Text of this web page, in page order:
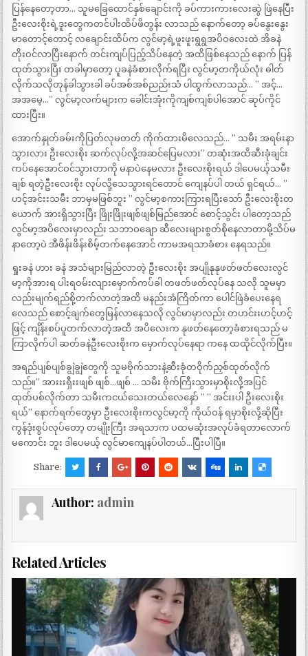
ပြန်နေတော့တာ… သူမခြေထောင်နှစ်ချောင်းကို ခပ်ကားကားလေးဆွဲ ဖြဲနေပြီး
ဦးလေးစိုးရဲ့ဒူးတွေကတင်ပါးထိပ်ဖိတွန်း လာသည် နောက်တော့ ခပ်နွေးနွေး
မာတောင့်တောင့် လချောင်းထိပ်က လွင်မာ့ရဲ့ဖူးဖူးရွရွအပိဝလေးထဲ အိခနဲ
တိုးဝင်လာပြီးနောက် တင်းကျပ်ပြည့်သိပ်နေတဲ့ အထိဖြစ်နေသည် နောက် ပြန်
ထုတ်သွားပြီး တခါမှာတော့ ပူခနဲခံစားလိုက်ရပြီး လွင်မာ့တကိုယ်လုံး ဓါတ်
လိုက်သလိုတုန်ခါသွားခါ ခပ်အစ်အစ်ညည်းသံ ပါထွက်လာသည်… ” အင့်…
အအမေ့…” လွင်မာ့လက်များက ခေါင်းအုံးကိုကျစ်ကျစ်ပါအောင် ဆုပ်ကိုင်
ထားပြီး။
အောက်နှုတ်ခမ်းကိုပြတ်လုမတတ် ကိုက်ထားမိလေသည်… ” သမီး အရမ်းနာ
သွားလား ဦးလေးစိုး ဆက်လုပ်လို့အဆင်ပြေမလား” တဆုံးအထိဆီးခုံချင်း
ကပ်နေအောင်ဝင်သွားတာကို မနာပဲနေမလား ဦးလေးစိုးရယ် ဒါပေမယ့်သမီး
ချစ် ရတဲ့ဦးလေးစိုး လုပ်လို့သေသွားရင်တောင် ကျေနပ်ပါ တယ် ရှင်ရယ်… ”
ဟင့်အင်းးသမီး ဘာမှမဖြစ်ဘူး ” လွင်မာ့စကားကြားရပြီးသော် ဦးလေးစိုးတ
ယောက် အားရှိသွားပြီး ဖြိုးဖြိုးဖျစ်ဖျစ်မြည်အောင် စောင့်သွင်း ပါတော့သည်
လွင်မာ့အပိလေးမှာလည်း သဘာဝချော ဆီလေးများစွတ်စိုနေလာတာမို့သိပ်မ
နာတော့ပဲ အီဖိန်းဖိန်းစိမ့်တက်နေအောင် ကာမအရသာခံစား နေရသည်။
ရှုးခနဲ ဟား ခနဲ အသံများမြည်လာတဲ့ ဦးလေးစိုး အပျိုနုနုဖတ်ဖတ်လေးလွင်
မာ့ကိုအားရ ပါးရဝမ်းလျားမှောက်ကပ်ခါ တဖတ်ဖတ်လုပ်နေ သလို သူမမှာ
လည်းမျက်ရည်စို့တက်လာတဲ့အထိ မနည်းအံကြိတ်ကာ ပေါင်ဖြဲခံပေးနေရ
လေသည် စောင့်ချက်တွေမြန်လာနေသလို လွင်မာမှာလည်း တဟင်းးဟင့်ဟင့်
ဖြင့် ကျိန်းစပ်ပူတက်လာတဲ့အထိ အပိလေးက နုဖတ်နေတော့ခံစားရသည် မ
ကြာလိုက်ပါ ဆတ်ခနဲဦးလေးစိုးက မှောက်လုပ်နေရာ ကနေ ထထိုင်လိုက်ပြီး။
အရည်ပျစ်ပျစ်ချွဲချွဲတွေကို သူမဗိုက်သားနဲ့ဆီးခုံတဝိုက်ညှစ်ထုတ်လိုက်
သည်။” အားးးရှီးးဖျစ် ဖျစ်…ဖျစ် … သမီး ဗိုက်ကြီးသွားမှာစိုးလို့အပြင်
ထုတ်ပစ်လိုက်တာ သမီးကငယ်သေးတယ်လေနှော် ” ” အင်းးပါ ဦးလေးစိုး
ရယ်” နောက်ရက်တွေမှာ ဦးလေးစိုးကလွင်မာ့ကို ကိုယ်ဝန် ရမှာစိုးလို့ဆိုပြီး
ကွန်ဒုံးစွပ်လုပ်တော့ တမျိုးကြီး အရသာက ပထမဆုံးအလုပ်ခံရတာလောက်
မကောင်း ဘူး ဒါပေမယ့် လွင်မာကျေနပ်ပါတယ်…ပြီးပါပြီ။
Share:
Author: admin
Related Articles